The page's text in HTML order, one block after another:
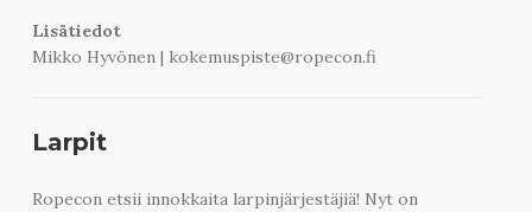
Lisätiedot
Mikko Hyvönen | kokemuspiste@ropecon.fi
Larpit
Ropecon etsii innokkaita larpinjärjestäjiä! Nyt on